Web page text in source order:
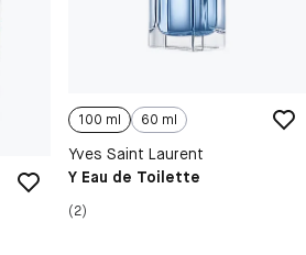
100 ml 60 ml
Yves Saint Laurent
Y Eau de Toilette
(2)